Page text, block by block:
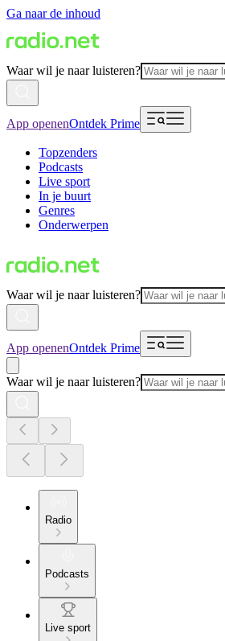
Ga naar de inhoud
Waar wil je naar luisteren?
App openenOntdek Prime
Topzenders
Podcasts
Live sport
In je buurt
Genres
Onderwerpen
Waar wil je naar luisteren?
App openenOntdek Prime
Waar wil je naar luisteren?
Radio
Podcasts
Live sport